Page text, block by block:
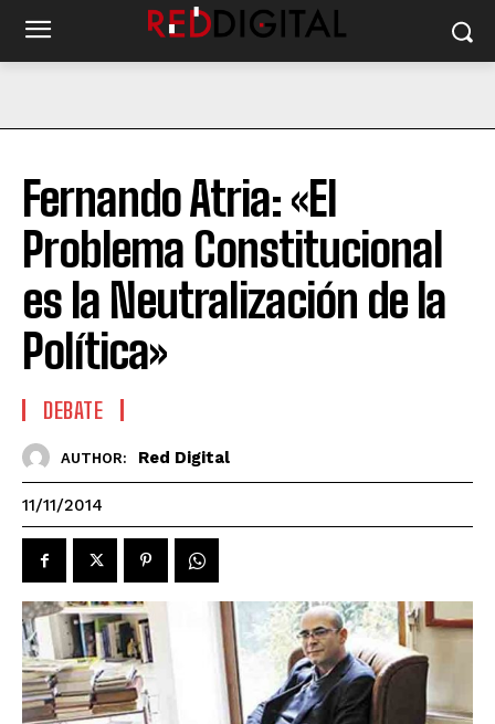
Fernando Atria: «El
Problema Constitucional
es la Neutralización de la
Política»
DEBATE
AUTHOR: Red Digital
11/11/2014